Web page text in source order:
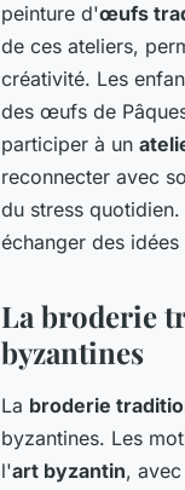
peinture d'œufs
de ces ateliers,
créativité. Les
des œufs de
participer à un
reconnecter avec
du stress
échanger des
La broderie
byzantines
La broderie
byzantines. Les
l'art byzantin,